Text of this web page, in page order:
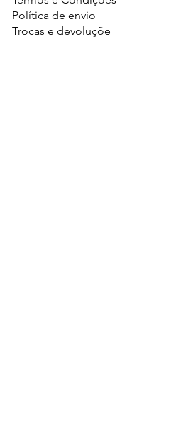
Política de envio
Trocas e devoluçõe